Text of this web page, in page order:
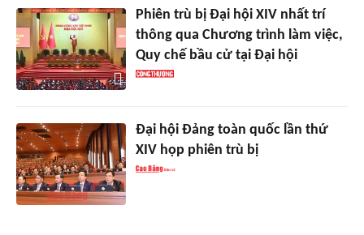
Phiên trù bị Đại hội XIV nhất trí
thông qua Chương trình làm việc,
Quy chế bầu cử tại Đại hội
Đại hội Đảng toàn quốc lần thứ
XIV họp phiên trù bị